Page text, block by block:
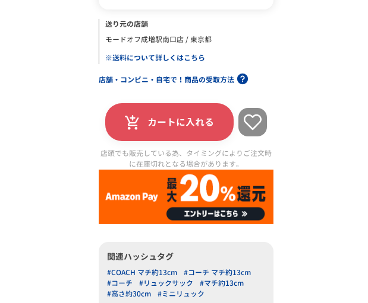
送り元の店舗
モードオフ成増駅南口店 / 東京都
※送料について詳しくはこちら
店舗・コンビニ・自宅で！商品の受取方法
カートに入れる
店頭でも販売している為、タイミングによりご注文時
に在庫切れとなる場合があります。
関連ハッシュタグ
#COACH マチ約13cm
#コーチ マチ約13cm
#コーチ
#リュックサック
#マチ約13cm
#高さ約30cm
#ミニリュック